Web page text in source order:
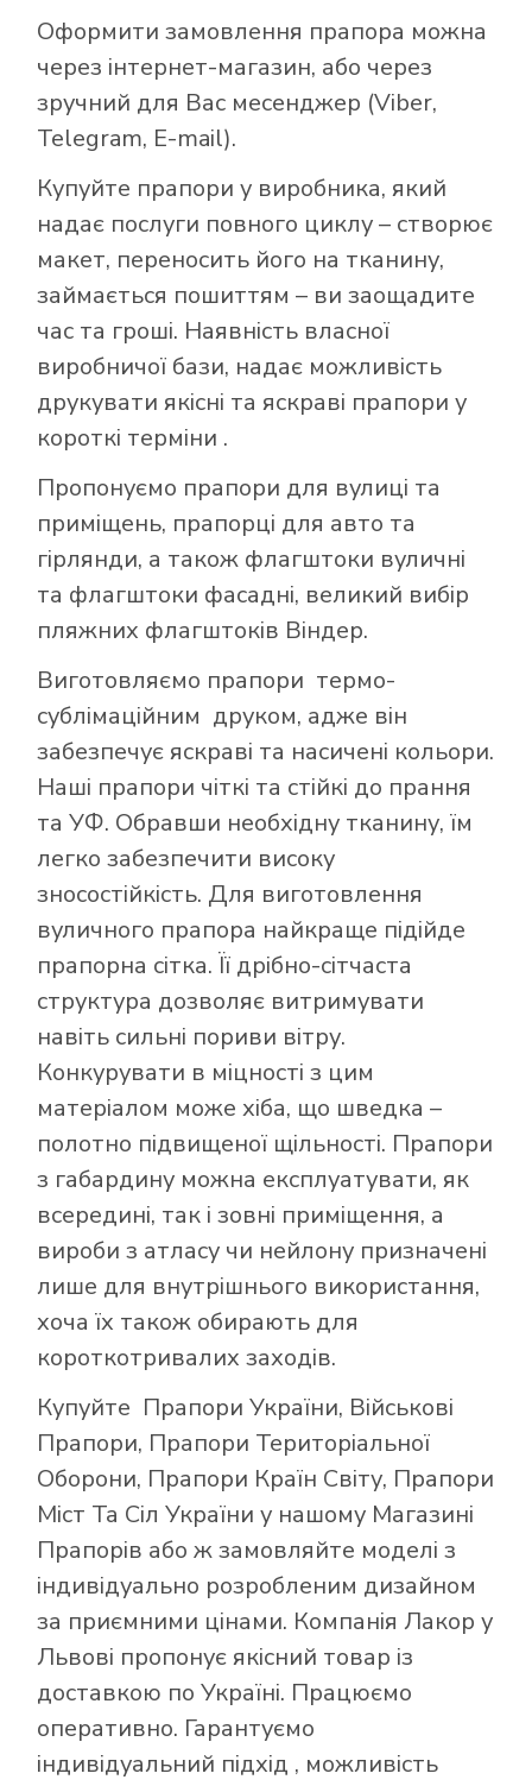
Оформити замовлення прапора можна
через інтернет-магазин, або через
зручний для Вас месенджер (Viber,
Telegram, E-mail).
Купуйте прапори у виробника, який
надає послуги повного циклу – створює
макет, переносить його на тканину,
займається пошиттям – ви заощадите
час та гроші. Наявність власної
виробничої бази, надає можливість
друкувати якісні та яскраві прапори у
короткі терміни .
Пропонуємо прапори для вулиці та
приміщень, прапорці для авто та
гірлянди, а також флагштоки вуличні
та флагштоки фасадні, великий вибір
пляжних флагштоків Віндер.
Виготовляємо прапори термо-
сублімаційним друком, адже він
забезпечує яскраві та насичені кольори.
Наші прапори чіткі та стійкі до прання
та УФ. Обравши необхідну тканину, їм
легко забезпечити високу
зносостійкість. Для виготовлення
вуличного прапора найкраще підійде
прапорна сітка. Її дрібно-сітчаста
структура дозволяє витримувати
навіть сильні пориви вітру.
Конкурувати в міцності з цим
матеріалом може хіба, що шведка –
полотно підвищеної щільності. Прапори
з габардину можна експлуатувати, як
всередині, так і зовні приміщення, а
вироби з атласу чи нейлону призначені
лише для внутрішнього використання,
хоча їх також обирають для
короткотривалих заходів.
Купуйте Прапори України, Військові
Прапори, Прапори Територіальної
Оборони, Прапори Країн Світу, Прапори
Міст Та Сіл України у нашому Магазині
Прапорів або ж замовляйте моделі з
індивідуально розробленим дизайном
за приємними цінами. Компанія Лакор у
Львові пропонує якісний товар із
доставкою по Україні. Працюємо
оперативно. Гарантуємо
індивідуальний підхід , можливість